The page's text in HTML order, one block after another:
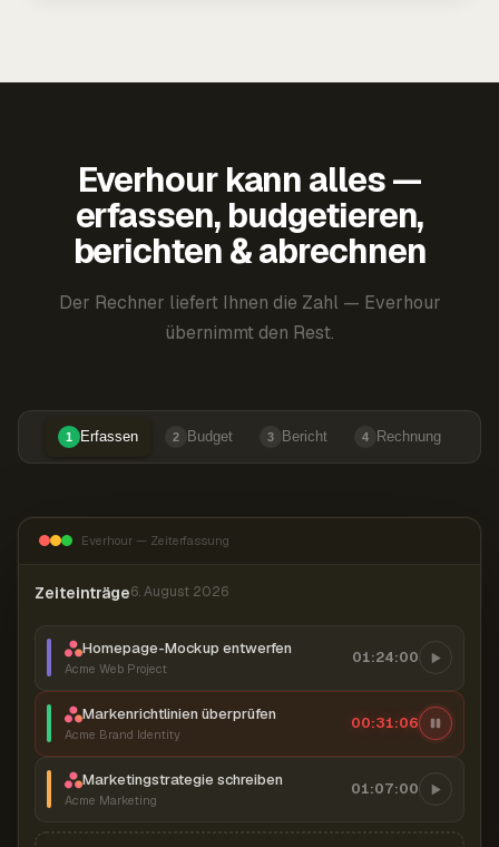
Everhour kann alles —
erfassen, budgetieren,
berichten & abrechnen
Der Rechner liefert Ihnen die Zahl — Everhour
übernimmt den Rest.
1 Erfassen 2 Budget 3 Bericht 4 Rechnung
Everhour — Zeiterfassung
Zeiteinträge6. August 2026
Homepage-Mockup entwerfen
Acme Web Project
01:24:00
Markenrichtlinien überprüfen
Acme Brand Identity
00:31:07
Marketingstrategie schreiben
Acme Marketing
01:07:00